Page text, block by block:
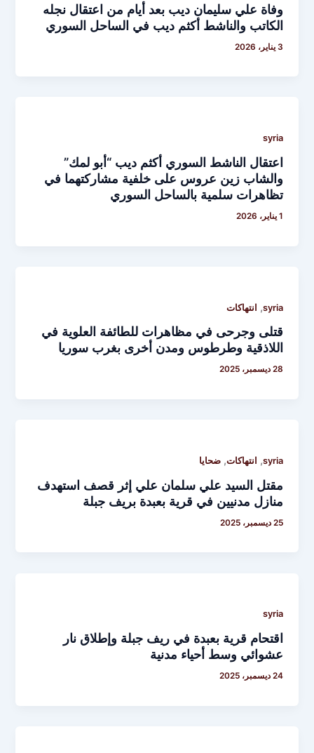
وفاة علي سليمان ديب بعد أيام من اعتقال نجله
الكاتب والناشط أكثم ديب في الساحل السوري
3 يناير، 2026
syria
اعتقال الناشط السوري أكثم ديب “أبو لمك”
والشاب زين عروس على خلفية مشاركتهما في
تظاهرات سلمية بالساحل السوري
1 يناير، 2026
syria
, انتهاكات
قتلى وجرحى في مظاهرات للطائفة العلوية في
اللاذقية وطرطوس ومدن أخرى بغرب سوريا
28 ديسمبر، 2025
syria
, انتهاكات,ضحايا
مقتل السيد علي سلمان علي إثر قصف استهدف
منازل مدنيين في قرية بعبدة بريف جبلة
25 ديسمبر، 2025
syria
اقتحام قرية بعبدة في ريف جبلة وإطلاق نار
عشوائي وسط أحياء مدنية
24 ديسمبر، 2025